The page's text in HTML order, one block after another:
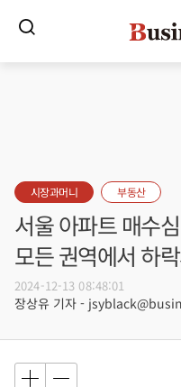
시장과머니 부동산
서울 아파트 매수
모든 권역에서 하
2024-12-13 08:48:01
장상유 기자 -